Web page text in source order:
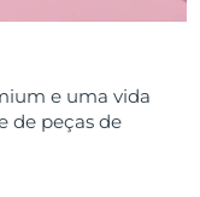
e uma vida
de peças de